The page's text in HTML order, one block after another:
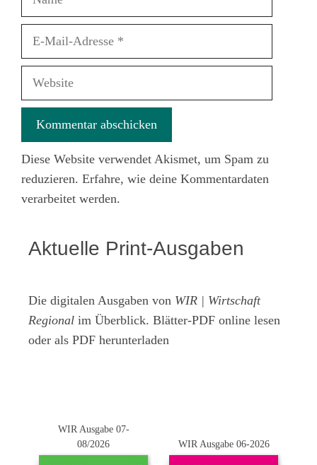
Website
Diese Website verwendet Akismet, um Spam zu
reduzieren. Erfahre, wie deine Kommentardaten
verarbeitet werden.
Aktuelle Print-Ausgaben
Die digitalen Ausgaben von WIR | Wirtschaft
Regional im Überblick. Blätter-PDF online lesen
oder als PDF herunterladen
WIR Ausgabe 07-
08/2026
WIR Ausgabe 06-2026